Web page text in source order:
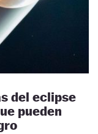
del eclipse
pueden